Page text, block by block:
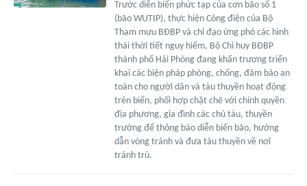
Trước diễn biến phức tạp của cơn bão số 1
(bão WUTIP), thực hiện Công điện của Bộ
Tham mưu BĐBP và chỉ đạo ứng phó các hình
thái thời tiết nguy hiểm, Bộ Chỉ huy BĐBP
thành phố Hải Phòng đang khẩn trương triển
khai các biện pháp phòng, chống, đảm bảo an
toàn cho người dân và tàu thuyền hoạt động
trên biển, phối hợp chặt chẽ với chính quyền
địa phương, gia đình các chủ tàu, thuyền
trưởng để thông báo diễn biến bão, hướng
dẫn vòng tránh và đưa tàu thuyền về nơi
tránh trú.